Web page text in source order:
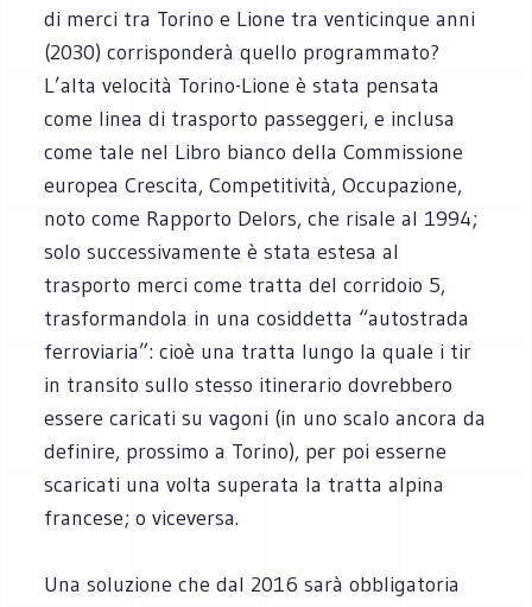
di merci tra Torino e Lione tra venticinque anni
(2030) corrisponderà quello programmato?
L’alta velocità Torino-Lione è stata pensata
come linea di trasporto passeggeri, e inclusa
come tale nel Libro bianco della Commissione
europea Crescita, Competitività, Occupazione,
noto come Rapporto Delors, che risale al 1994;
solo successivamente è stata estesa al
trasporto merci come tratta del corridoio 5,
trasformandola in una cosiddetta “autostrada
ferroviaria”: cioè una tratta lungo la quale i tir
in transito sullo stesso itinerario dovrebbero
essere caricati su vagoni (in uno scalo ancora da
definire, prossimo a Torino), per poi esserne
scaricati una volta superata la tratta alpina
francese; o viceversa.
Una soluzione che dal 2016 sarà obbligatoria